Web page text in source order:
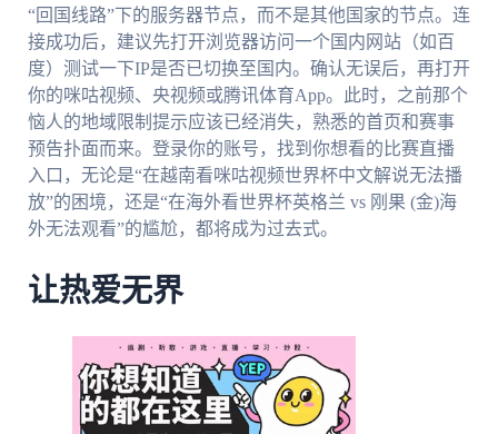
“回国线路”下的服务器节点，而不是其他国家的节点。连
接成功后，建议先打开浏览器访问一个国内网站（如百
度）测试一下IP是否已切换至国内。确认无误后，再打开
你的咪咕视频、央视频或腾讯体育App。此时，之前那个
恼人的地域限制提示应该已经消失，熟悉的首页和赛事
预告扑面而来。登录你的账号，找到你想看的比赛直播
入口，无论是“在越南看咪咕视频世界杯中文解说无法播
放”的困境，还是“在海外看世界杯英格兰 vs 刚果 (金)海
外无法观看”的尴尬，都将成为过去式。
让热爱无界